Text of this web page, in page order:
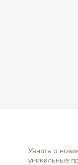
Узнать о
уникальные